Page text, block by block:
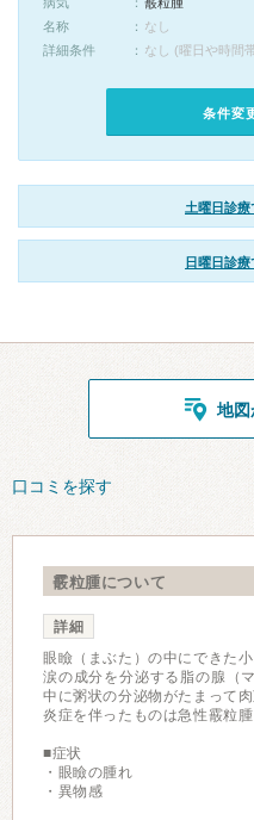
名称
なし
詳細条件
なし (曜日や時間
条件変
土曜日診
日曜日診
地図
口コミを探す
霰粒腫について
詳細
眼瞼（まぶた）の中にできた
涙の成分を分泌する脂の腺（
中に粥状の分泌物がたまって
炎症を伴ったものは急性霰粒腫
■症状
・眼瞼の腫れ
・異物感